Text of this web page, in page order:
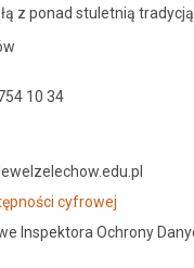
z ponad stuletnią tradycją
10 34
cyfrowej
Inspektora Ochrony